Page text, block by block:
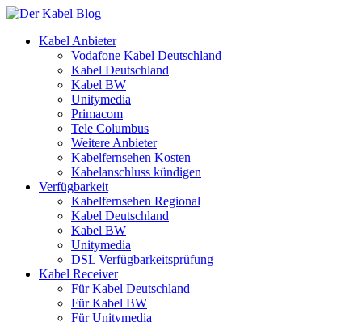
Kabel Anbieter
Vodafone Kabel Deutschland
Kabel Deutschland
Kabel BW
Unitymedia
Primacom
Tele Columbus
Weitere Anbieter
Kabelfernsehen Kosten
Kabelanschluss kündigen
Verfügbarkeit
Kabelfernsehen Regional
Kabel Deutschland
Kabel BW
Unitymedia
DSL Verfügbarkeitsprüfung
Kabel Receiver
Für Kabel Deutschland
Für Kabel BW
Für Unitymedia